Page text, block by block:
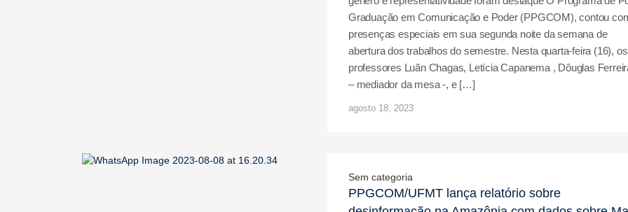
Graduação em Comunicação e Poder (PPGCOM), contou
presenças especiais em sua segunda noite da semana de
abertura dos trabalhos do semestre. Nesta quarta-feira (16), os
professores Luãn Chagas, Letícia Capanema , Dôuglas
– mediador da mesa -, e […]
agosto 18, 2023
Sem categoria
PPGCOM/UFMT lança relatório sobre